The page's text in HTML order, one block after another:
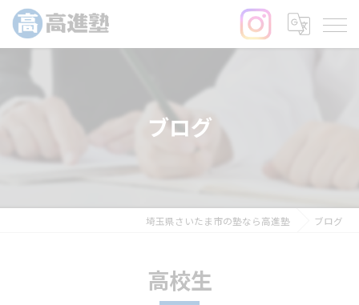
ブログ
埼玉県さいたま市の塾なら高進塾 ブログ
高校生